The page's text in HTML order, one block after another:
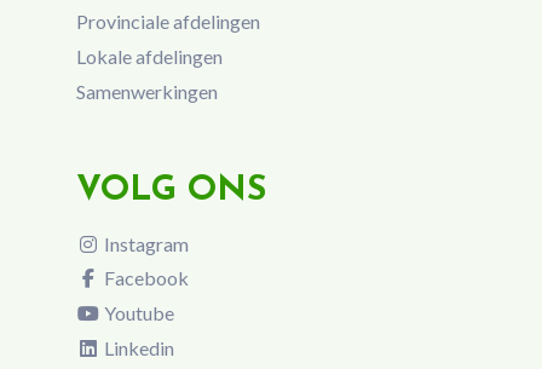
Provinciale afdelingen
Lokale afdelingen
Samenwerkingen
VOLG ONS
Instagram
Facebook
Youtube
Linkedin